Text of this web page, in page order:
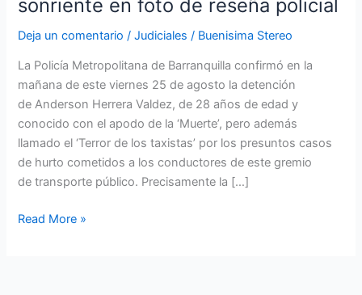
sonriente en foto de reseña policial
Deja un comentario /Judiciales / Buenisima Stereo
La Policía Metropolitana de Barranquilla confirmó en la
mañana de este viernes 25 de agosto la detención
de Anderson Herrera Valdez, de 28 años de edad y
conocido con el apodo de la ‘Muerte’, pero además
llamado el ‘Terror de los taxistas’ por los presuntos casos
de hurto cometidos a los conductores de este gremio
de transporte público. Precisamente la […]
Read More »